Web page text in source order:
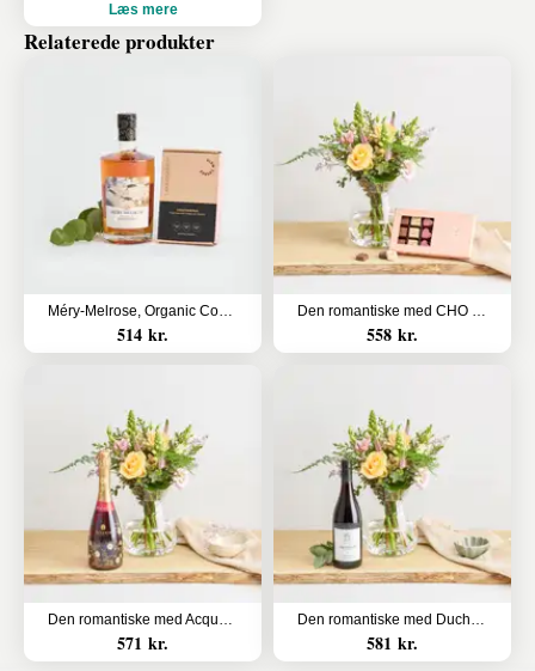
Læs mere
Relaterede produkter
Méry-Melrose, Organic Cognac og Lakridseriet Christianshavn
514 kr.
Den romantiske med CHO CHO 18 stk.
558 kr.
Den romantiske med Acquesi, Brachetto
571 kr.
Den romantiske med Duchesse Des Pastres, Pinot Noir
581 kr.